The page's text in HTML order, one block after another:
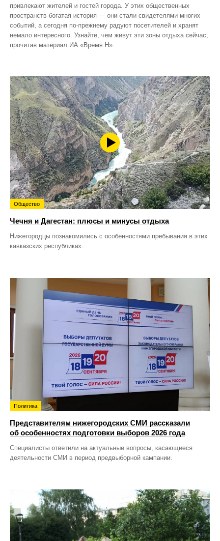
привлекают жителей и гостей города. У этих общественных
пространств богатая история — они стали свидетелями многих
событий, а сегодня по‑прежнему радуют посетителей и хранят
немало интересного. Узнайте, чем живут эти зоны отдыха сейчас,
прочитав материал ИА «Время Н».
Общество
Чечня и Дагестан: плюсы и минусы отдыха
Нижегородцы познакомились с особенностями пребывания в этих
кавказских республиках.
Политика
Представителям нижегородских СМИ рассказали
об особенностях подготовки выборов 2026 года
Специалисты ответили на актуальные вопросы, касающиеся
деятельности СМИ в период предвыборной кампании.